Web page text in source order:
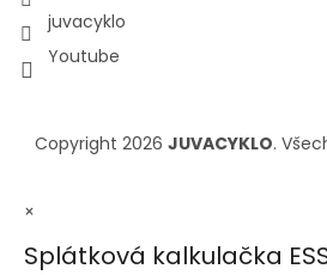
juvacyklo
Youtube
Copyright 2026 JUVACYKLO.
×
Splátková kalkulačka